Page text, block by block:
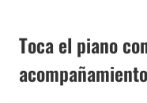
Toca el piano
acompañamiento